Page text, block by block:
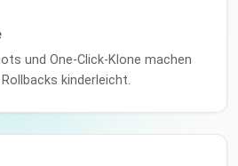
und One-Click-Klone machen
kinderleicht.